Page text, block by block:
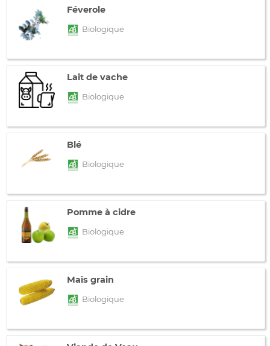
Féverole
Biologique
Lait de vache
Biologique
Blé
Biologique
Pomme à cidre
Biologique
Maïs grain
Biologique